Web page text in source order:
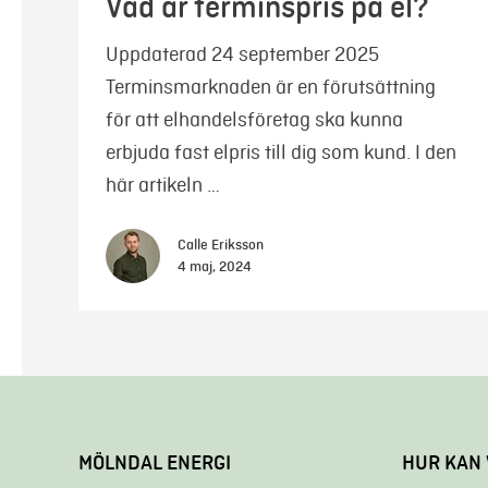
Uppdaterad 24 september 2025
Terminsmarknaden är en förutsättning
för att elhandelsföretag ska kunna
erbjuda fast elpris till dig som kund. I den
här artikeln …
Calle Eriksson
4 maj, 2024
MÖLNDAL ENERGI HUR KAN